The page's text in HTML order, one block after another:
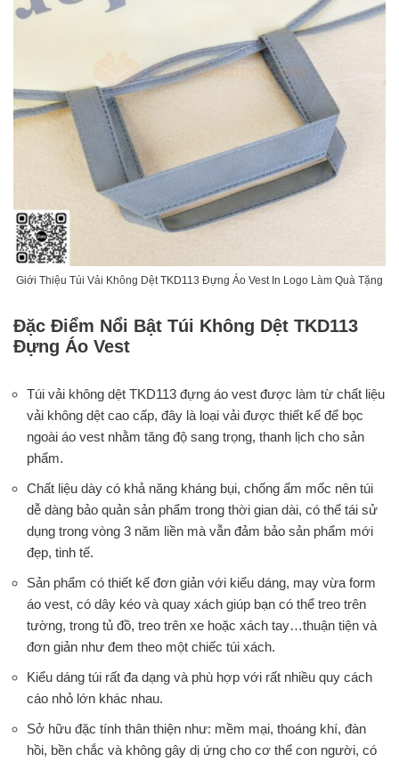
Giới Thiệu Túi Vải Không Dệt TKD113 Đựng Áo Vest In Logo Làm Quà Tặng
Đặc Điểm Nổi Bật Túi Không Dệt TKD113
Đựng Áo Vest
Túi vải không dệt TKD113 đựng áo vest được làm từ chất liệu
vải không dệt cao cấp, đây là loại vải được thiết kế để bọc
ngoài áo vest nhằm tăng độ sang trọng, thanh lịch cho sản
phẩm.
Chất liệu dày có khả năng kháng bụi, chống ẩm mốc nên túi
dễ dàng bảo quản sản phẩm trong thời gian dài, có thể tái sử
dụng trong vòng 3 năm liền mà vẫn đảm bảo sản phẩm mới
đẹp, tinh tế.
Sản phẩm có thiết kế đơn giản với kiểu dáng, may vừa form
áo vest, có dây kéo và quay xách giúp bạn có thể treo trên
tường, trong tủ đồ, treo trên xe hoặc xách tay…thuận tiện và
đơn giản như đem theo một chiếc túi xách.
Kiểu dáng túi rất đa dạng và phù hợp với rất nhiều quy cách
cáo nhỏ lớn khác nhau.
Sở hữu đặc tính thân thiện như: mềm mại, thoáng khí, đàn
hồi, bền chắc và không gây dị ứng cho cơ thể con người, có